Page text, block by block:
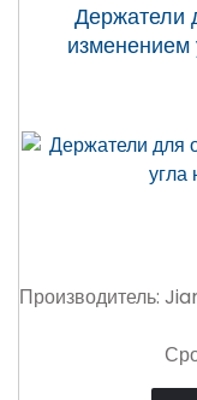
Держатели
изменением
Производитель: